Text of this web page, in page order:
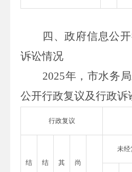
四、政府信息公
诉讼情况
2025年，市水务
公开行政复议及行政诉
行政复议
结 结 其 尚
未经